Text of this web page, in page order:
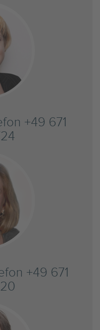
+49 671
+49 671